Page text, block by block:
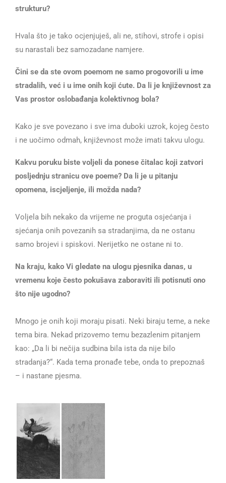
strukturu?
Hvala što je tako ocjenjuješ, ali ne, stihovi, strofe i opisi
su narastali bez samozadane namjere.
Čini se da ste ovom poemom ne samo progovorili u ime
stradalih, već i u ime onih koji ćute. Da li je književnost za
Vas prostor oslobađanja kolektivnog bola?
Kako je sve povezano i sve ima duboki uzrok, kojeg često
i ne uočimo odmah, književnost može imati takvu ulogu.
Kakvu poruku biste voljeli da ponese čitalac koji zatvori
posljednju stranicu ove poeme? Da li je u pitanju
opomena, iscjeljenje, ili možda nada?
Voljela bih nekako da vrijeme ne proguta osjećanja i
sjećanja onih povezanih sa stradanjima, da ne ostanu
samo brojevi i spiskovi. Nerijetko ne ostane ni to.
Na kraju, kako Vi gledate na ulogu pjesnika danas, u
vremenu koje često pokušava zaboraviti ili potisnuti ono
što nije ugodno?
Mnogo je onih koji moraju pisati. Neki biraju teme, a neke
tema bira. Nekad prizovemo temu bezazlenim pitanjem
kao: „Da li bi nečija sudbina bila ista da nije bilo
stradanja?“. Kada tema pronađe tebe, onda to prepoznaš
– i nastane pjesma.